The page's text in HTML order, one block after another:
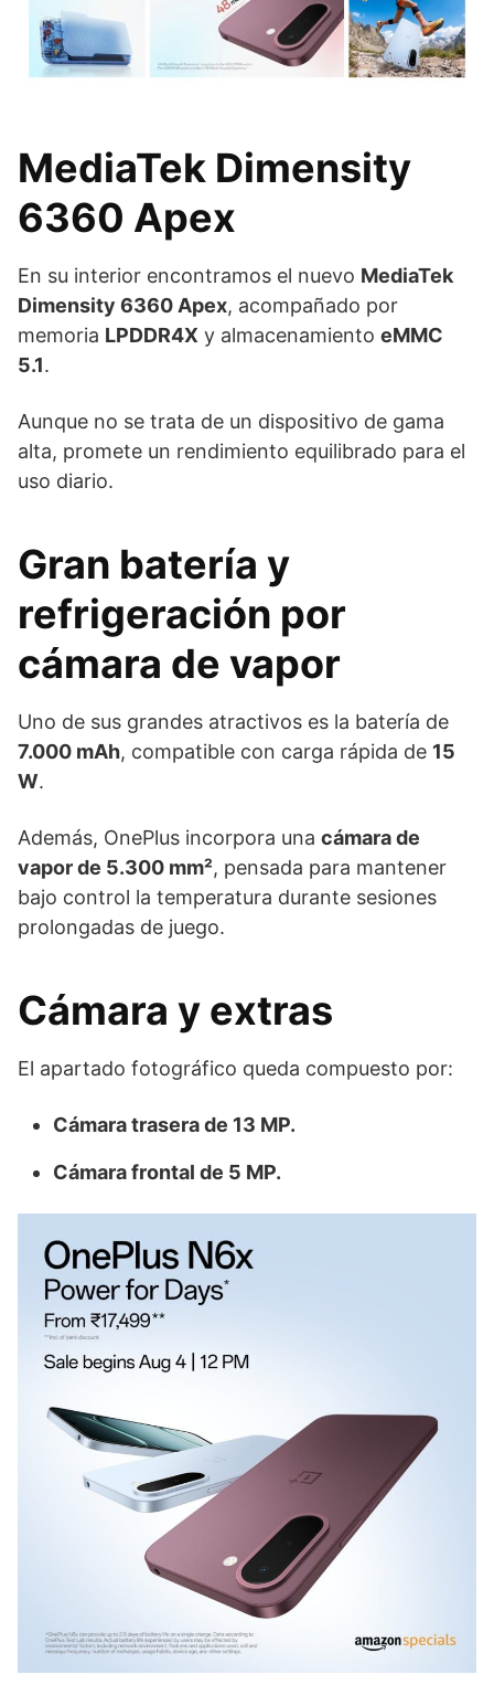
MediaTek Dimensity
6360 Apex
En su interior encontramos el nuevo MediaTek
Dimensity 6360 Apex, acompañado por
memoria LPDDR4X y almacenamiento eMMC
5.1.
Aunque no se trata de un dispositivo de gama
alta, promete un rendimiento equilibrado para el
uso diario.
Gran batería y
refrigeración por
cámara de vapor
Uno de sus grandes atractivos es la batería de
7.000 mAh, compatible con carga rápida de 15
W.
Además, OnePlus incorpora una cámara de
vapor de 5.300 mm², pensada para mantener
bajo control la temperatura durante sesiones
prolongadas de juego.
Cámara y extras
El apartado fotográfico queda compuesto por:
Cámara trasera de 13 MP.
Cámara frontal de 5 MP.